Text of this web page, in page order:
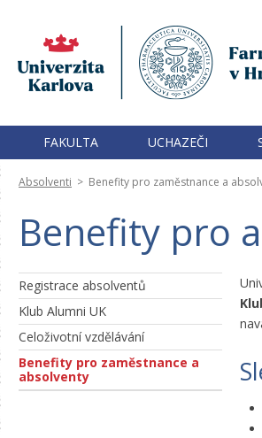
FAKULTA UCHAZEČI
Absolventi > Benefity pro zaměstnance a
Benefity pro
Registrace absolventů
Klub Alumni UK
Celoživotní vzdělávání
Benefity pro zaměstnance a
absolventy